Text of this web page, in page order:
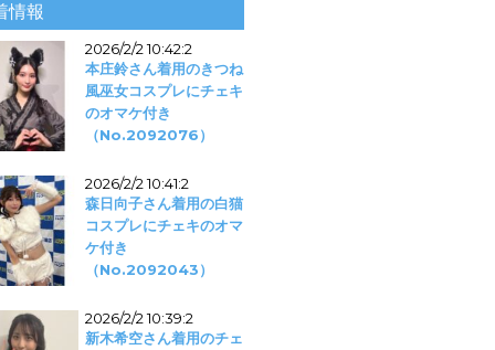
情報
2026/2/2 10:42:2
本庄鈴さん着用のきつね
風巫女コスプレにチェキ
のオマケ付き
（No.2092076）
2026/2/2 10:41:2
森日向子さん着用の白猫
コスプレにチェキのオマ
ケ付き
（No.2092043）
2026/2/2 10:39:2
新木希空さん着用のチェ